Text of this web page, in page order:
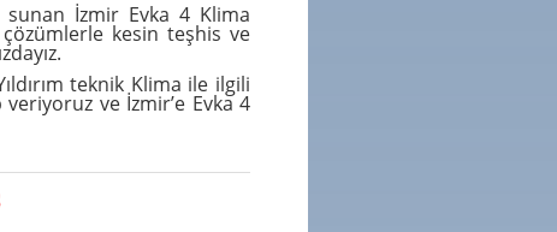
sunan İzmir Evka 4 Klima
çözümlerle kesin teşhis ve
teknik Klima ile ilgili
ve İzmir’e Evka 4